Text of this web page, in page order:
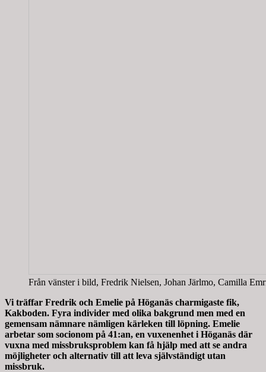
Från vänster i bild, Fredrik Nielsen, Johan Järlmo, Camilla
Vi träffar Fredrik och Emelie på Höganäs charmigaste fik,
Kakboden. Fyra individer med olika bakgrund men med en
gemensam nämnare nämligen kärleken till löpning. Emelie
arbetar som socionom på 41:an, en vuxenenhet i Höganäs där
vuxna med missbruksproblem kan få hjälp med att se andra
möjligheter och alternativ till att leva självständigt utan
missbruk.